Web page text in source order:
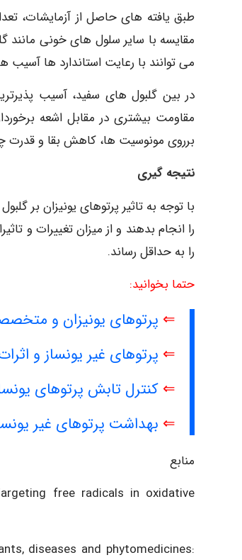
طبق یافته های حاصل از آزمایشات،
مقایسه با سایر سلول های خونی مانند
می توانند با رعایت استاندارد ها آسیب
در بین گلبول های سفید، آسیب
برروی مونوسیت ها، کاهش بقا و قدرت
نتیجه گیری
را انجام بدهند و از میزان تغییرات و
را به حداقل رساند.
حتما بخوانید:
⇐ پرتوهای یونیزان و
⇐ پرتوهای غیر یونساز و
⇐ کنترل تابش پرتوهای
⇐ بهداشت پرتوهای غیر
منابع
free radicals in oxidative
diseases and phytomedicines: